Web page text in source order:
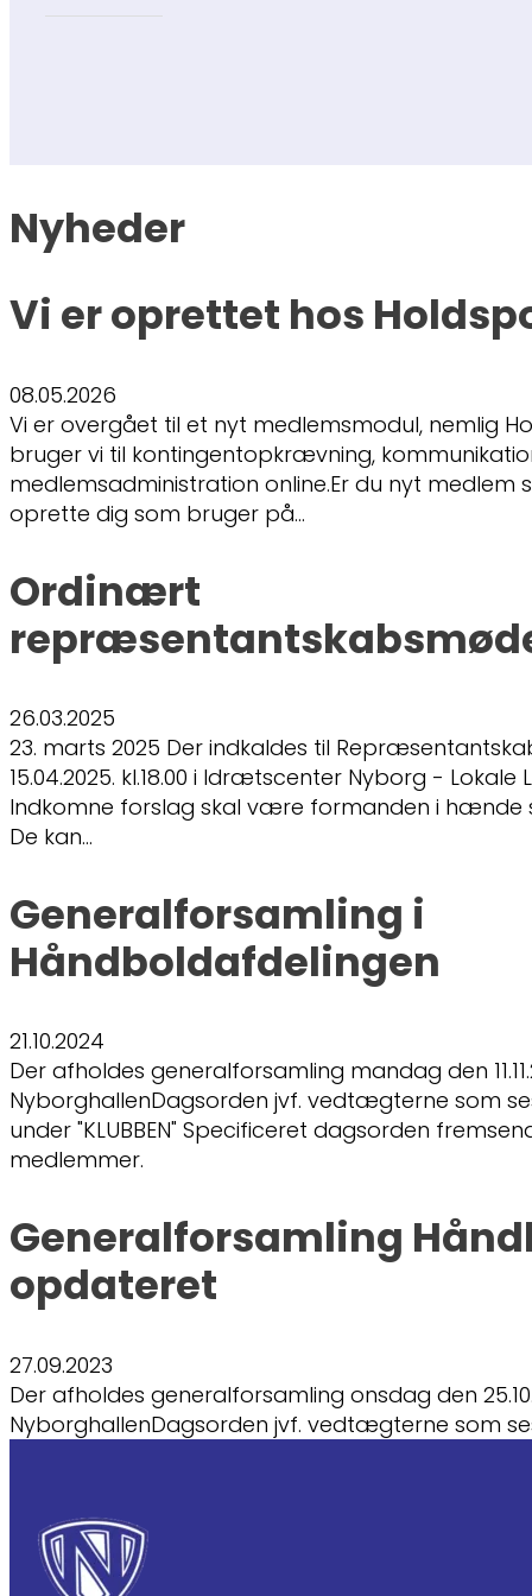
Nyheder
Vi er oprettet hos
08.05.2026
Vi er overgået til et nyt medlemsmodul, nemlig
bruger vi til kontingentopkrævning,
medlemsadministration online.Er du nyt medlem
oprette dig som bruger på…
Ordinært
26.03.2025
23. marts 2025 Der indkaldes til
15.04.2025. kl.18.00 i Idrætscenter Nyborg -
Indkomne forslag skal være formanden i hænde
De kan…
Generalforsamling i
Håndboldafdelingen
21.10.2024
Der afholdes generalforsamling mandag den
NyborghallenDagsorden jvf. vedtægterne som
under "KLUBBEN" Specificeret dagsorden
medlemmer.
Generalforsamling
opdateret
27.09.2023
Der afholdes generalforsamling onsdag den
NyborghallenDagsorden jvf. vedtægterne som